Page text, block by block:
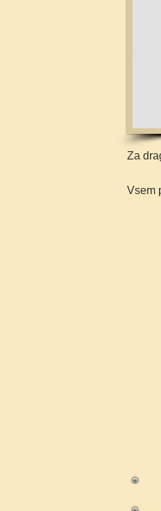
Za
Vsem